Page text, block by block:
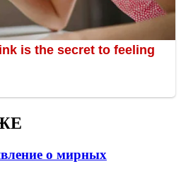
о мирных